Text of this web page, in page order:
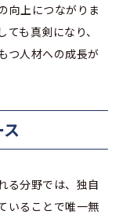
向上につながりま
も真剣になり、
つ人材への成長が
る分野では、独自
いることで唯一無